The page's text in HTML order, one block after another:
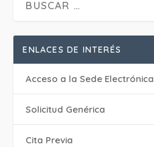
ENLACES DE INTERÉS
Acceso a la Sede Electrónica
Solicitud Genérica
Cita Previa